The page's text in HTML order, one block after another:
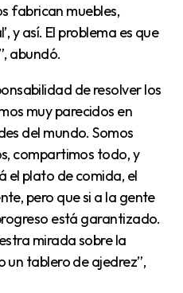
fabrican muebles,
y así. El problema es que
abundó.
muy parecidos en
del mundo. Somos
compartimos todo, y
el plato de comida, el
pero que si a la gente
está garantizado.
mirada sobre la
un tablero de ajedrez”,